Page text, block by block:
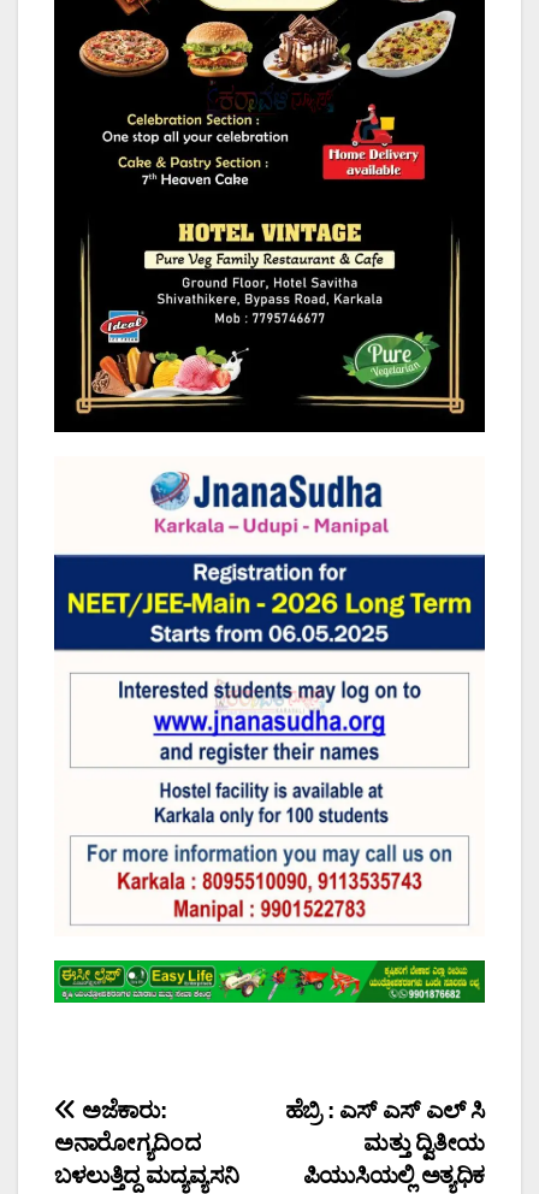
Post
navigation
ಹೆಬ್ರಿ : ಎಸ್ ಎಸ್ ಎಲ್ ಸಿ
ಮತ್ತು ದ್ವಿತೀಯ
ಪಿಯುಸಿಯಲ್ಲಿ ಅತ್ಯಧಿಕ
ಅಜೆಕಾರು:
ಅನಾರೋಗ್ಯದಿಂದ
ಬಳಲುತ್ತಿದ್ದ ಮದ್ಯವ್ಯಸನಿ